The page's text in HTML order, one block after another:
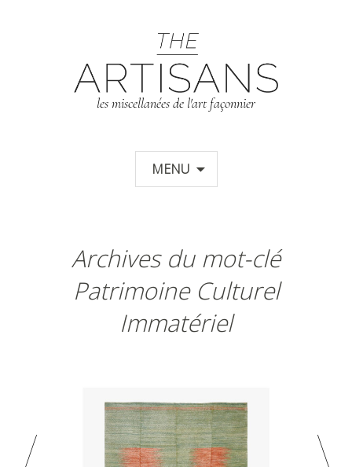
les miscellanées de l'art façonnier
MENU
Archives du mot-clé
Patrimoine Culturel
Immatériel